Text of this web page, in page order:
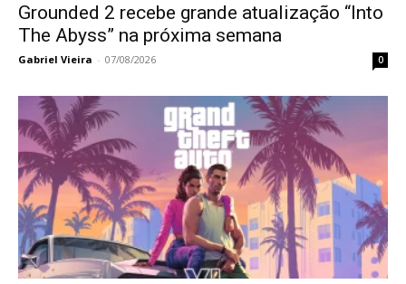
Grounded 2 recebe grande atualização “Into
The Abyss” na próxima semana
Gabriel Vieira - 07/08/2026 0